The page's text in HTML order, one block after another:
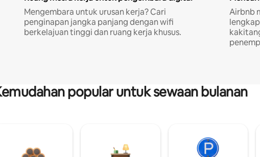
Mengembara untuk urusan kerja? Cari
penginapan jangka panjang dengan wifi
berkelajuan tinggi dan ruang kerja khusus.
Airbnb
popular untuk sewaan bulanan